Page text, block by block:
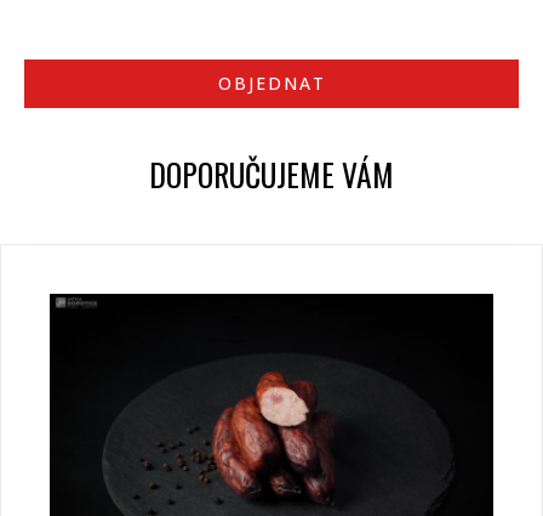
OBJEDNAT
DOPORUČUJEME VÁM